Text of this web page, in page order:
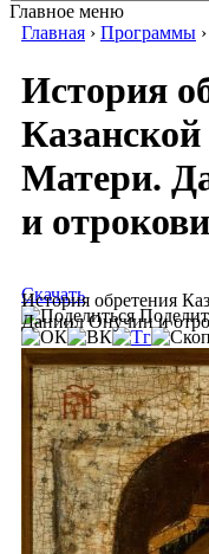
Главное меню
Главная › Программы ›
История
Матери.
и
История обретения
Даниил Онучин и
Скачать